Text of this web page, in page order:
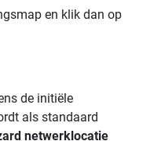
en klik dan op
de initiële
als standaard
netwerklocatie